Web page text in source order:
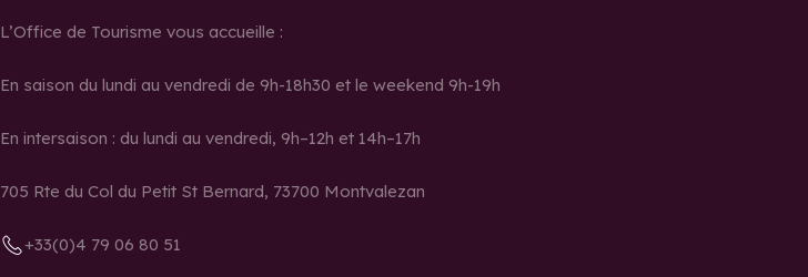
L’Office de Tourisme vous accueille :
En saison du lundi au vendredi de 9h-18h30 et le weekend 9h-19h
En intersaison : du lundi au vendredi, 9h–12h et 14h–17h
705 Rte du Col du Petit St Bernard, 73700 Montvalezan
+33(0)4 79 06 80 51